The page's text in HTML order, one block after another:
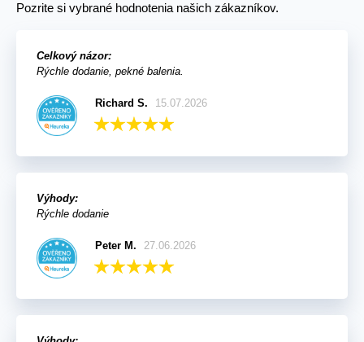
Pozrite si vybrané hodnotenia našich zákazníkov.
Celkový názor:
Rýchle dodanie, pekné balenia.
Richard S. 15.07.2026
Výhody:
Rýchle dodanie
Peter M. 27.06.2026